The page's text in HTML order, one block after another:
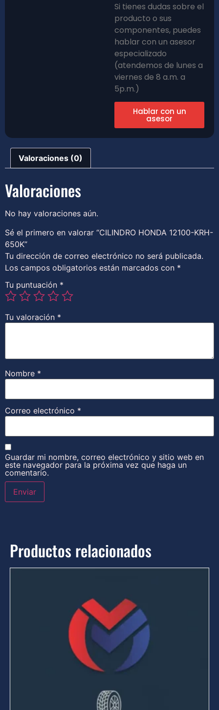
Si tienes dudas sobre el
producto o sus
componentes, puedes
hablar con un asesor
especializado
(atendemos de lunes a
viernes de 8 a.m. a
5p.m.)
Hablar con un
asesor
Valoraciones (0)
Valoraciones
No hay valoraciones aún.
Sé el primero en valorar “CILINDRO HONDA 12100-KRH-
650K”
Tu dirección de correo electrónico no será publicada.
Los campos obligatorios están marcados con *
Tu puntuación *
Tu valoración *
Nombre *
Correo electrónico *
Guardar mi nombre, correo electrónico y sitio web en
este navegador para la próxima vez que haga un
comentario.
Productos relacionados